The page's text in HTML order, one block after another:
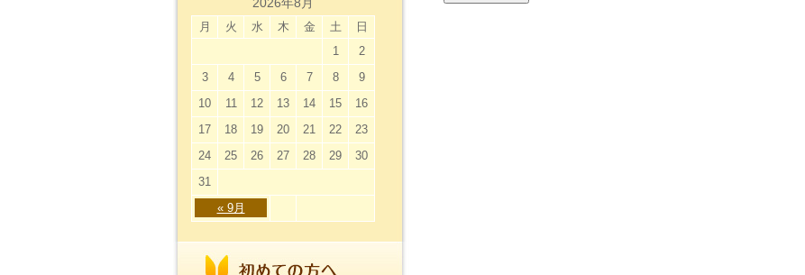
月 火 水 木 金 土 日
« 9月
1
2
3
4 5 6 7 8
9
10
11 12 13 14 15
16
17
18 19 20 21 22
23
24
25 26 27 28 29
30
31